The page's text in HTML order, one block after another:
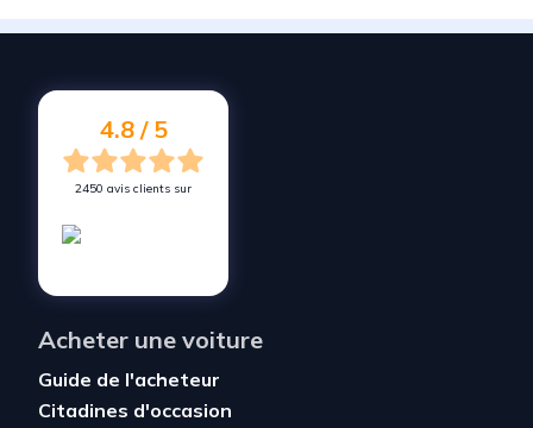
Vendez votre voiture à
4.8 / 5
2450 avis clients sur
Acheter une voiture
Guide de l'acheteur
Citadines d'occasion